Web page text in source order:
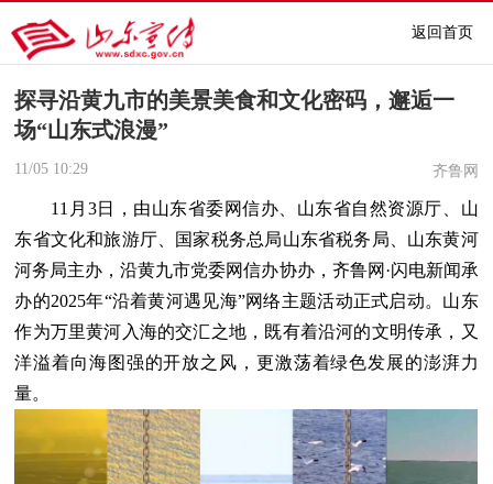
返回首页
探寻沿黄九市的美景美食和文化密码，邂逅一
场“山东式浪漫”
11/05 10:29 齐鲁网
11月3日，由山东省委网信办、山东省自然资源厅、山
东省文化和旅游厅、国家税务总局山东省税务局、山东黄河
河务局主办，沿黄九市党委网信办协办，齐鲁网·闪电新闻承
办的2025年“沿着黄河遇见海”网络主题活动正式启动。山东
作为万里黄河入海的交汇之地，既有着沿河的文明传承，又
洋溢着向海图强的开放之风，更激荡着绿色发展的澎湃力
量。